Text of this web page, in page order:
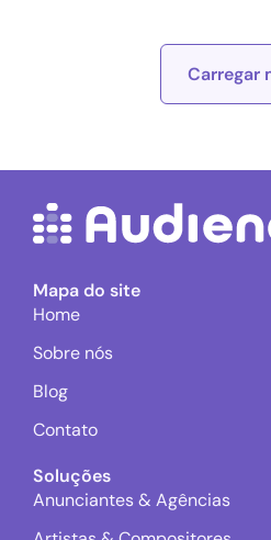
Carregar
Mapa do site
Home
Sobre nós
Blog
Contato
Soluções
Anunciantes & Agências